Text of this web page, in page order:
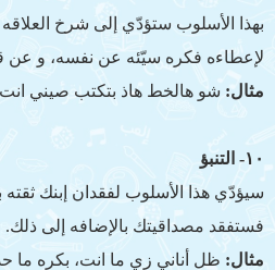
بهذا الأسلوب ستؤدّي إلى شرخ العلاقه
لإعطاءه فكره سيّئه عن نفسه، و عن
مثال: شو هالخط هاذ بتكتب صيني
١٠- التنبؤ
سيؤدّي هذا الأسلوب لفقدان إبنك ثقته
فستفقد مصداقيتك بالإضافه إلى ذلك.
مثال: ظل أناني زي ما انت، بكره